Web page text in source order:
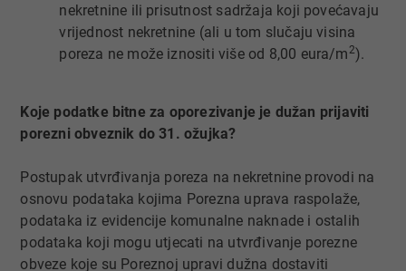
nekretnine ili prisutnost sadržaja koji povećavaju
vrijednost nekretnine (ali u tom slučaju visina
poreza ne može iznositi više od 8,00 eura/m 2).
Koje podatke bitne za oporezivanje je dužan prijaviti
porezni obveznik do 31. ožujka?
Postupak utvrđivanja poreza na nekretnine provodi na
osnovu podataka kojima Porezna uprava raspolaže,
podataka iz evidencije komunalne naknade i ostalih
podataka koji mogu utjecati na utvrđivanje porezne
obveze koje su Poreznoj upravi dužna dostaviti